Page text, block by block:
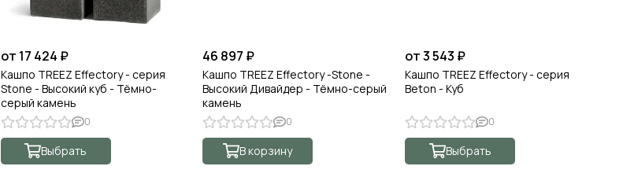
от 17 424 ₽
Кашпо TREEZ Effectory - серия
Stone - Высокий куб - Тёмно-
серый камень
0
Выбрать
46 897 ₽
Кашпо TREEZ Effectory -Stone -
Высокий Дивайдер - Тёмно-серый
камень
0
В корзину
от 3 543 ₽
Кашпо TREEZ Effectory - серия
Beton - Куб
0
Выбрать